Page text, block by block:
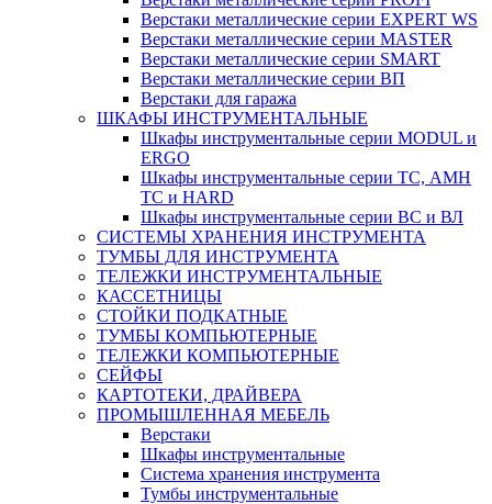
Верстаки металлические серии EXPERT WS
Верстаки металлические серии MASTER
Верстаки металлические серии SMART
Верстаки металлические серии ВП
Верстаки для гаража
ШКАФЫ ИНСТРУМЕНТАЛЬНЫЕ
Шкафы инструментальные серии MODUL и
ERGO
Шкафы инструментальные серии ТС, АМН
ТС и HARD
Шкафы инструментальные серии ВС и ВЛ
СИСТЕМЫ ХРАНЕНИЯ ИНСТРУМЕНТА
ТУМБЫ ДЛЯ ИНСТРУМЕНТА
ТЕЛЕЖКИ ИНСТРУМЕНТАЛЬНЫЕ
КАССЕТНИЦЫ
СТОЙКИ ПОДКАТНЫЕ
ТУМБЫ КОМПЬЮТЕРНЫЕ
ТЕЛЕЖКИ КОМПЬЮТЕРНЫЕ
СЕЙФЫ
КАРТОТЕКИ, ДРАЙВЕРА
ПРОМЫШЛЕННАЯ МЕБЕЛЬ
Верстаки
Шкафы инструментальные
Система хранения инструмента
Тумбы инструментальные